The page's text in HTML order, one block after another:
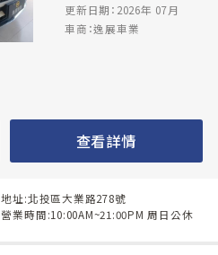
更新日期：2026年 07月
車商：逸展車業
查看詳情
地址:北投區大業路278號
營業時間:10:00AM~21:00PM 周日公休